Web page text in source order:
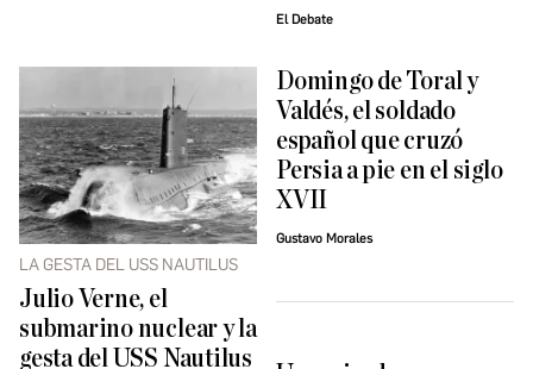
El Debate
LA GESTA DEL USS NAUTILUS
Julio Verne, el
submarino nuclear y la
gesta del USS Nautilus
Domingo de Toral y
Valdés, el soldado
español que cruzó
Persia a pie en el siglo
XVII
Gustavo Morales